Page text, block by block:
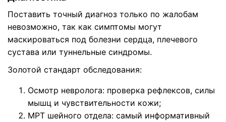
Поставить точный диагноз только по жалобам
невозможно, так как симптомы могут
маскироваться под болезни сердца, плечевого
сустава или туннельные синдромы.
Золотой стандарт обследования:
Осмотр невролога: проверка рефлексов, силы
мышц и чувствительности кожи;
МРТ шейного отдела: самый информативный